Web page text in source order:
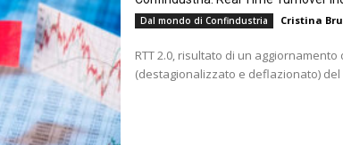
Dal mondo di Confindustria Cristina
RTT 2.0, risultato di un
(destagionalizzato e deflazionato)